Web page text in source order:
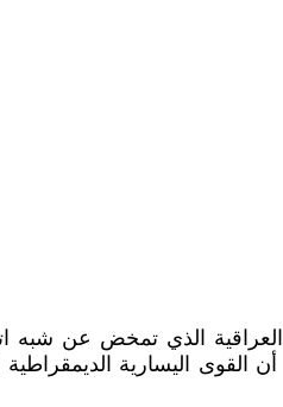
الذي تمخض عن شبه
أن القوى اليسارية